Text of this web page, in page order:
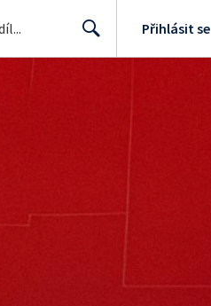
Přihlásit se